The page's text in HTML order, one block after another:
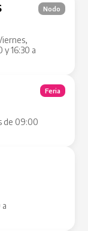
y 16:30 a
Nodo
de 09:00
Feria